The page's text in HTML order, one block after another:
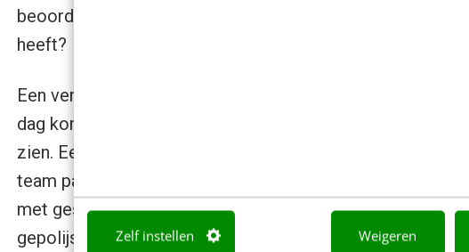
Zelf instellen Weigeren
beoordelen op een vaardigheid die hij of zij in de
heeft?
Een verkoper moet immers voor de camera, aan de
dag komen. Je wil de gunfactor voelen, de energie
zien. Een persoonlijke vlog van twee minuten over wat
team past, heeft in mijn ogen dan ook oneindig veel meer
met geschreven tekst. In die tweeminutenvideo zie ik de
gepolijste versie die door een AI-model is gegenereerd.